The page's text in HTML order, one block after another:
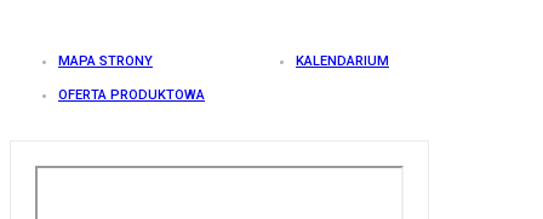
MAPA STRONY KALENDARIUM
OFERTA PRODUKTOWA